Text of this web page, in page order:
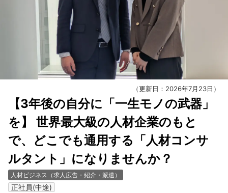
（更新日：2026年7月23日）
【3年後の自分に「一生モノの武器」
を】 世界最大級の人材企業のもと
で、どこでも通用する「人材コンサ
ルタント」になりませんか？
人材ビジネス（求人広告・紹介・派遣）
正社員(中途)